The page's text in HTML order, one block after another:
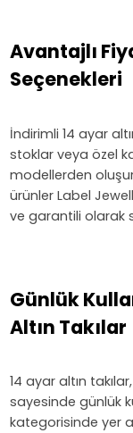
Avantajlı
Seçenekleri
İndirimli 14 ayar
stoklar veya özel
modellerden
ürünler Label
ve garantili olarak
Günlük
Altın Takılar
14 ayar altın
sayesinde günlük
kategorisinde yer